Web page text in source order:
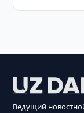
Ведущий